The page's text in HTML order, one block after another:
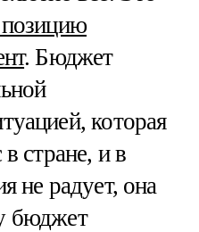
. Бюджет
которая
стране, и в
не радует, она
бюджет